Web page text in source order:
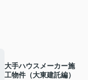
大手ハウスメーカー施
工物件（大東建託編）